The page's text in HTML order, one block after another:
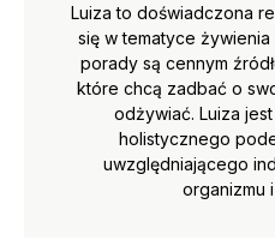
Luiza to doświadczona
się w tematyce
porady są cennym
które chcą zadbać o
odżywiać. Luiza
holistycznego
uwzględniającego
organizmu